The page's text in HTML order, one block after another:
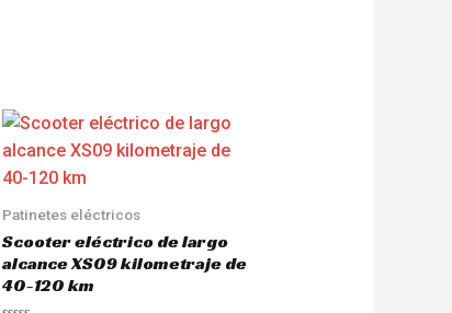
Patinetes eléctricos
Scooter eléctrico de largo
alcance XS09 kilometraje de
40-120 km